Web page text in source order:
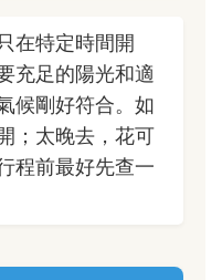
在特定時間開
充足的陽光和適
候剛好符合。如
；太晚去，花可
程前最好先查一